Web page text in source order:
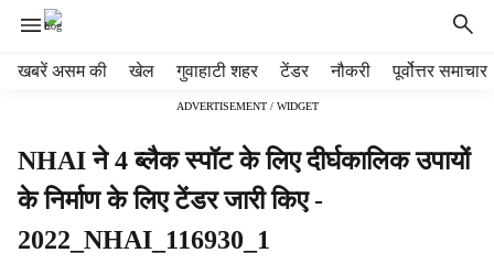
खबरें असम की खेल गुवाहाटी शहर टेंडर नौकरी पूर्वोत्तर समाचार
ADVERTISEMENT / WIDGET
NHAI ने 4 ब्लैक स्पॉट के लिए दीर्घकालिक उपायों
के निर्माण के लिए टेंडर जारी किए -
2022_NHAI_116930_1